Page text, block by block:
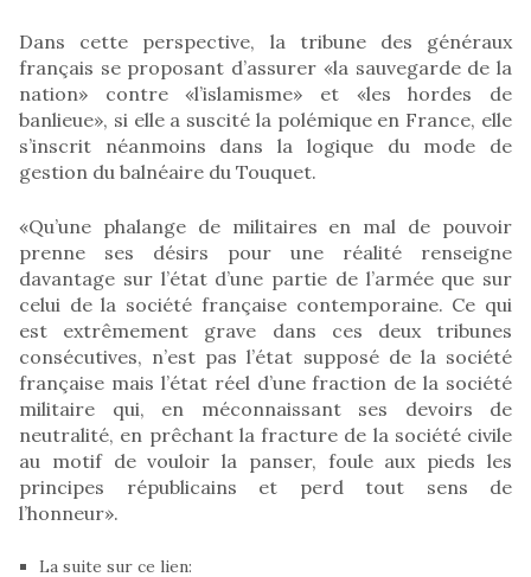
Dans cette perspective, la tribune des généraux
français se proposant d’assurer «la sauvegarde de la
nation» contre «l’islamisme» et «les hordes de
banlieue», si elle a suscité la polémique en France, elle
s’inscrit néanmoins dans la logique du mode de
gestion du balnéaire du Touquet.
«Qu’une phalange de militaires en mal de pouvoir
prenne ses désirs pour une réalité renseigne
davantage sur l’état d’une partie de l’armée que sur
celui de la société française contemporaine. Ce qui
est extrêmement grave dans ces deux tribunes
consécutives, n’est pas l’état supposé de la société
française mais l’état réel d’une fraction de la société
militaire qui, en méconnaissant ses devoirs de
neutralité, en prêchant la fracture de la société civile
au motif de vouloir la panser, foule aux pieds les
principes républicains et perd tout sens de
l’honneur».
La suite sur ce lien: